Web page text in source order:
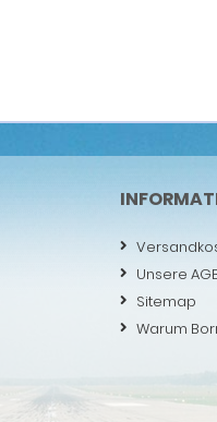
Unsere
Sitemap
Warum